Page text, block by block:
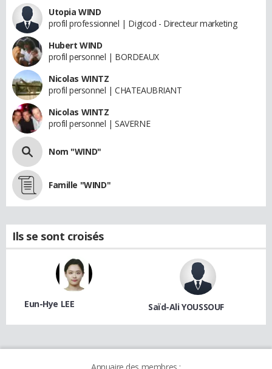
Utopia WIND
profil professionnel | Digicod - Directeur marketing
Hubert WIND
profil personnel | BORDEAUX
Nicolas WINTZ
profil personnel | CHATEAUBRIANT
Nicolas WINTZ
profil personnel | SAVERNE
Nom "WIND"
Famille "WIND"
Ils se sont croisés
Eun-Hye LEE Saïd-Ali YOUSSOUF